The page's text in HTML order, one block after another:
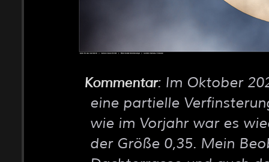
Kommentar: Im Oktober
eine partielle
wie im Vorjahr war es
der Größe 0,35. Mein